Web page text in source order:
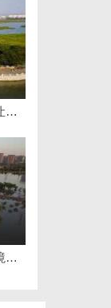
商标转让：专业转让流程代办，包转让成功再付款
出海必看：知识产权律师是你避开跨境雷区的安全垫